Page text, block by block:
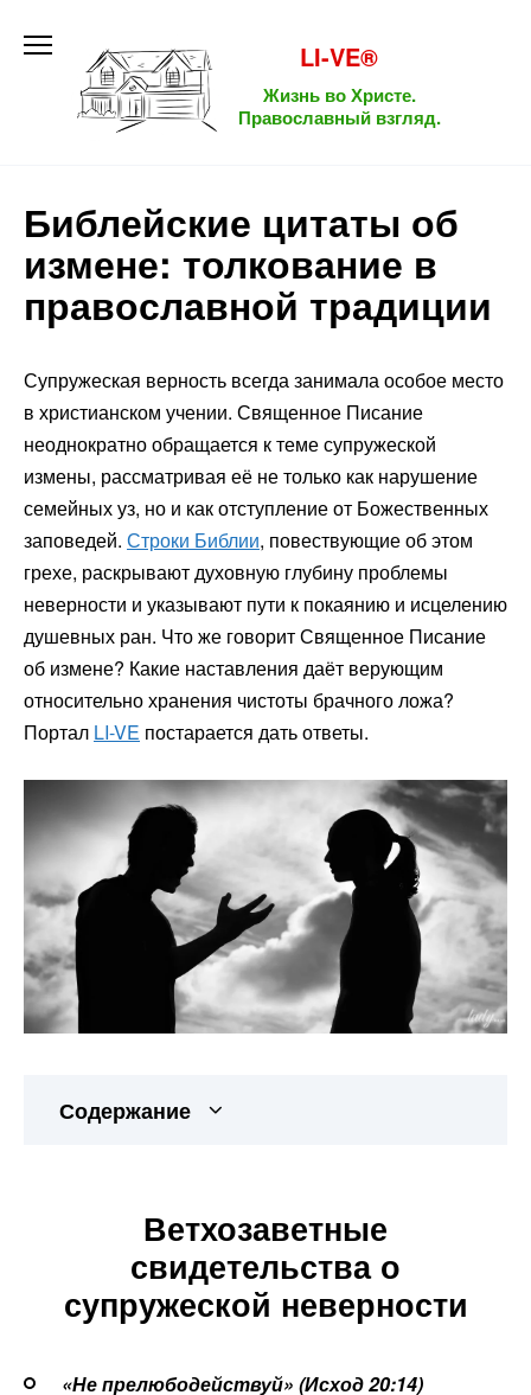
содержанию
LI-VE®
Жизнь во Христе.
Православный взгляд.
Библейские цитаты об
измене: толкование в
православной традиции
Супружеская верность всегда занимала особое место
в христианском учении. Священное Писание
неоднократно обращается к теме супружеской
измены, рассматривая её не только как нарушение
семейных уз, но и как отступление от Божественных
заповедей. Строки Библии, повествующие об этом
грехе, раскрывают духовную глубину проблемы
неверности и указывают пути к покаянию и исцелению
душевных ран. Что же говорит Священное Писание
об измене? Какие наставления даёт верующим
относительно хранения чистоты брачного ложа?
Портал LI-VE постарается дать ответы.
Содержание
Ветхозаветные
свидетельства о
супружеской неверности
«Не прелюбодействуй» (Исход 20:14)